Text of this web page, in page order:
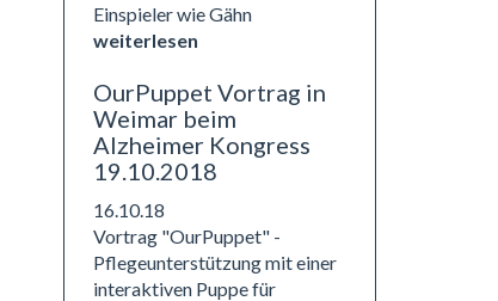
Einspieler wie Gähn
weiterlesen
OurPuppet Vortrag in
Weimar beim
Alzheimer Kongress
19.10.2018
16.10.18
Vortrag "OurPuppet" -
Pflegeunterstützung mit einer
interaktiven Puppe für